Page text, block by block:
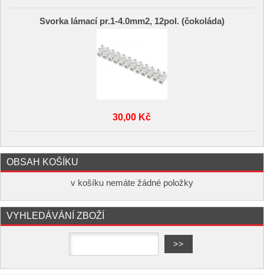
Svorka lámací pr.1-4.0mm2, 12pol. (čokoláda)
30,00 Kč
OBSAH KOŠÍKU
v košíku nemáte žádné položky
VYHLEDÁVÁNÍ ZBOŽÍ